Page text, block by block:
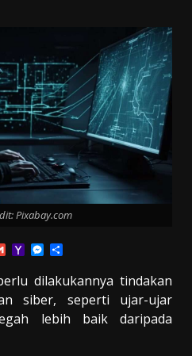
Pixabay.com
GmailYahooMessenger
dilakukannya tindakan
siber, seperti ujar-ujar
lebih baik daripada